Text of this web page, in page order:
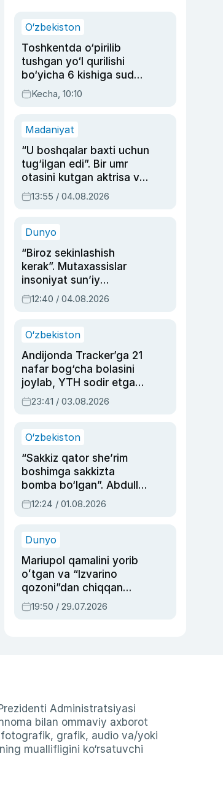
O‘zbekiston
Toshkentda o‘pirilib
tushgan yo‘l qurilishi
bo‘yicha 6 kishiga sud
hukmi o‘qildi
Kecha, 10:10
Madaniyat
“U boshqalar baxti uchun
tug‘ilgan edi”. Bir umr
otasini kutgan aktrisa va
dublyaj ustasi Rimma
Ahmedovaning
13:55 / 04.08.2026
Dunyo
“Biroz sekinlashish
kerak”. Mutaxassislar
insoniyat sun’iy
intellektni boshqara
olmay qolishidan xavotir
12:40 / 04.08.2026
O‘zbekiston
Andijonda Tracker’ga 21
nafar bog‘cha bolasini
joylab, YTH sodir etgan
ayolga sud hukmi o‘qildi
23:41 / 03.08.2026
O‘zbekiston
“Sakkiz qator she’rim
boshimga sakkizta
bomba bo‘lgan”. Abdulla
Oripovni siyosiy
ayblovlardan asrab
12:24 / 01.08.2026
Dunyo
Mariupol qamalini yorib
oʻtgan va “Izvarino
qozoni”dan chiqqan
qahramon — Ukraina
armiyasi bosh
19:50 / 29.07.2026
Administratsiyasi
bilan ommaviy axborot
fotografik, grafik, audio va/yoki
muallifligini ko‘rsatuvchi